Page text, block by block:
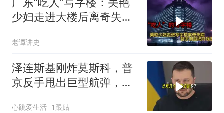
少妇走进大楼后离奇失
相
老谭讲史
泽连斯基刚炸莫斯科，普
京反手甩出巨型航弹，砸
心跳爱生活 1跟贴